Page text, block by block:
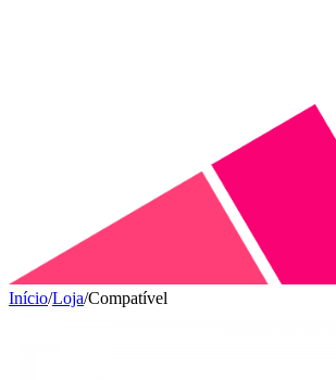
Início/Loja/Compatível